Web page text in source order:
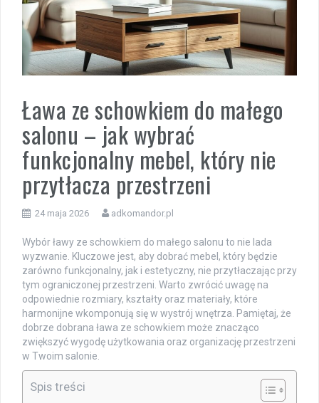
Ława ze schowkiem do małego
salonu – jak wybrać
funkcjonalny mebel, który nie
przytłacza przestrzeni
24 maja 2026 adkomandor.pl
Wybór ławy ze schowkiem do małego salonu to nie lada
wyzwanie. Kluczowe jest, aby dobrać mebel, który będzie
zarówno funkcjonalny, jak i estetyczny, nie przytłaczając przy
tym ograniczonej przestrzeni. Warto zwrócić uwagę na
odpowiednie rozmiary, kształty oraz materiały, które
harmonijne wkomponują się w wystrój wnętrza. Pamiętaj, że
dobrze dobrana ława ze schowkiem może znacząco
zwiększyć wygodę użytkowania oraz organizację przestrzeni
w Twoim salonie.
Spis treści